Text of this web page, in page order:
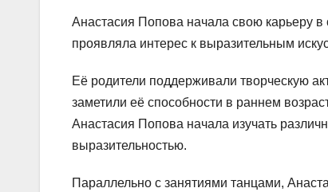
Анастасия Попова начала свою карьеру
проявляла интерес к выразительным
Её родители поддерживали творческую
заметили её способности в раннем
Анастасия Попова начала изучать
выразительностью.
Параллельно с занятиями танцами,